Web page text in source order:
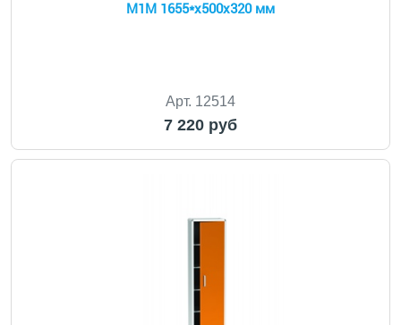
М1М 1655*х500х320 мм
Арт. 12514
7 220 руб